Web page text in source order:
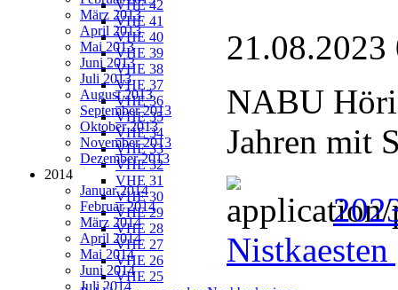
VHE 42
VHE 41
VHE 40
VHE 39
VHE 38
VHE 37
VHE 36
VHE 35
VHE 34
VHE 33
VHE 32
VHE 31
VHE 30
VHE 29
VHE 28
VHE 27
VHE 26
VHE 25
März 2013
April 2013
Mai 2013
Juni 2013
Juli 2013
August 2013
September 2013
Oktober 2013
November 2013
Dezember 2013
2014
Januar 2014
Februar 2014
März 2014
April 2014
Mai 2014
Juni 2014
Juli 2014
21.08.2023
NABU
Jahren mit